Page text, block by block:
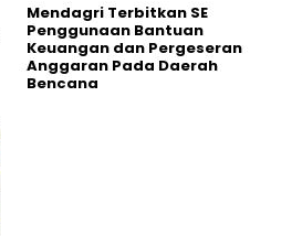
Mendagri Terbitkan SE
Penggunaan Bantuan
Keuangan dan Pergeseran
Anggaran Pada Daerah
Bencana